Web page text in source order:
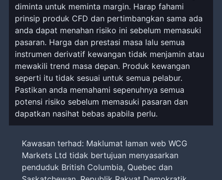
diminta untuk meminta margin. Harap fahami
prinsip produk CFD dan pertimbangkan sama ada
anda dapat menahan risiko ini sebelum memasuki
pasaran. Harga dan prestasi masa lalu semua
instrumen derivatif kewangan tidak menjamin atau
mewakili trend masa depan. Produk kewangan
seperti itu tidak sesuai untuk semua pelabur.
Pastikan anda memahami sepenuhnya semua
potensi risiko sebelum memasuki pasaran dan
dapatkan nasihat bebas apabila perlu.
Kawasan terhad: Maklumat laman web WCG
Markets Ltd tidak bertujuan menyasarkan
penduduk British Columbia, Quebec dan